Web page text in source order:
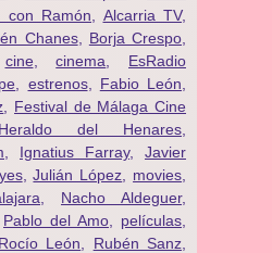
con Ramón Alcarria TV,
Chanes, Borja Crespo
cine,cinema
EsRadio
estrenos, Fabio León
Festival de Málaga Cine
Heraldo del Henares
Ignatius Farray, Javier
,Julián López movies
Nacho Aldeguer,
Pablo del Amo películas
Rocío León Rubén Sanz